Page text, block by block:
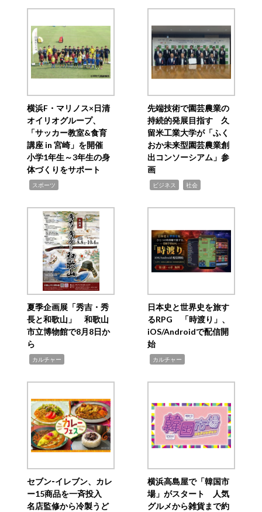
横浜F・マリノス×日清
オイリオグループ、
「サッカー教室&食育
講座 in 宮崎」を開催
小学1年生～3年生の身
体づくりをサポート
スポーツ
先端技術で園芸農業の
持続的発展目指す 久
留米工業大学が「ふく
おか未来型園芸農業創
出コンソーシアム」参
画
ビジネス 社会
夏季企画展「秀吉・秀
長と和歌山」 和歌山
市立博物館で8月8日か
ら
カルチャー
日本史と世界史を旅す
るRPG 「時渡り」、
iOS/Androidで配信開
始
カルチャー
セブン‐イレブン、カレ
ー15商品を一斉投入
名店監修から冷製うど
横浜高島屋で「韓国市
場」がスタート 人気
グルメから雑貨まで約